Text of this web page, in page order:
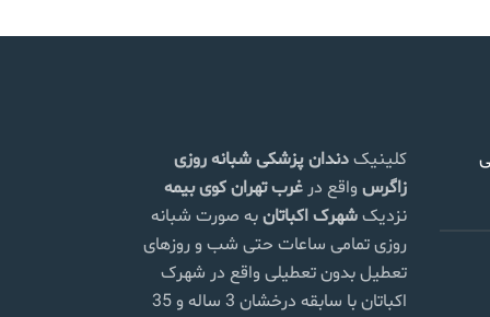
کلینیکدندان پزشکی شبانه روزی
زاگرس واقع در غرب تهرانکوی بیمه
نزدیکشهرک اکباتانبه صورت شبانه
روزی تمامی ساعات حتی شب و روزهای
تعطیل بدون تعطیلی واقع در شهرک
اکباتان با سابقه درخشان 3 ساله و 35